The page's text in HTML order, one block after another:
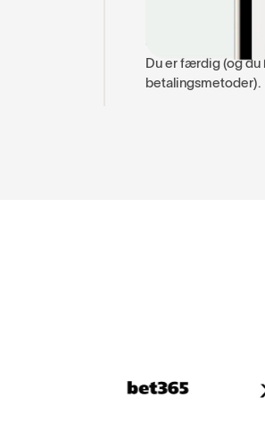
4.
Du er færdig (og du
betalingsmetoder).